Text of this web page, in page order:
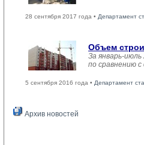
28 сентября 2017 года • Департамент
Объем
За январь-
по сравнению
5 сентября 2016 года • Департамент
Архив новостей